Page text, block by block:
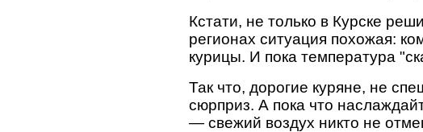
Кстати, не только в Курске
регионах ситуация похожая:
курицы. И пока температура
Так что, дорогие куряне, не
сюрприз. А пока что
— свежий воздух никто не